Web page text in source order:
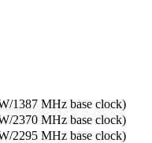
1387 MHz base clock)
2370 MHz base clock)
2295 MHz base clock)